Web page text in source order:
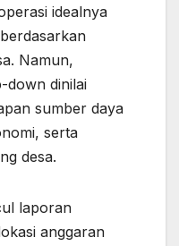
idealnya
Namun,
down dinilai
sumber daya
serta
desa.
laporan
anggaran